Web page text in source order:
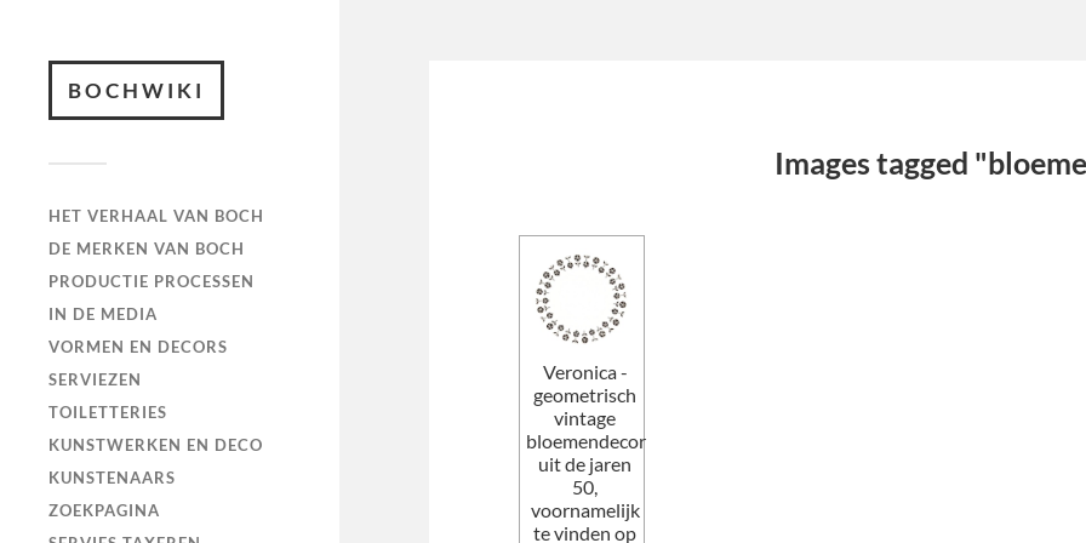
BOCHWIKI
HET VERHAAL VAN BOCH
DE MERKEN VAN BOCH
PRODUCTIE PROCESSEN
IN DE MEDIA
VORMEN EN DECORS
SERVIEZEN
TOILETTERIES
KUNSTWERKEN EN DECO
KUNSTENAARS
ZOEKPAGINA
Images tagged
Veronica -
geometrisch
vintage
bloemendecor
uit de jaren
50,
voornamelijk
te vinden op